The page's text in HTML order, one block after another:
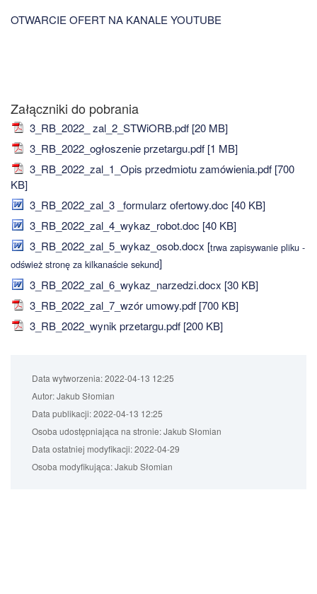
OTWARCIE OFERT NA KANALE YOUTUBE
Załączniki do pobrania
3_RB_2022_ zal_2_STWiORB.pdf [20 MB]
3_RB_2022_ogłoszenie przetargu.pdf [1 MB]
3_RB_2022_zal_1_Opis przedmiotu zamówienia.pdf [700
KB]
3_RB_2022_zal_3 _formularz ofertowy.doc [40 KB]
3_RB_2022_zal_4_wykaz_robot.doc [40 KB]
3_RB_2022_zal_5_wykaz_osob.docx [trwa zapisywanie pliku -
odśwież stronę za kilkanaście sekund]
3_RB_2022_zal_6_wykaz_narzedzi.docx [30 KB]
3_RB_2022_zal_7_wzór umowy.pdf [700 KB]
3_RB_2022_wynik przetargu.pdf [200 KB]
Data wytworzenia:2022-04-13 12:25
Autor:Jakub Słomian
Data publikacji:2022-04-13 12:25
Osoba udostępniająca na stronie:Jakub Słomian
Data ostatniej modyfikacji:2022-04-29
Osoba modyfikująca:Jakub Słomian